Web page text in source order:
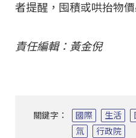
者提醒，囤積或哄抬物價
責任編輯：黃金倪
關鍵字： 國際 生活
氚
行政院